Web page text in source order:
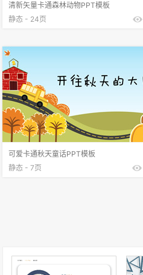
清新矢量卡通森林动物PPT模板
静态 - 24页
可爱卡通秋天童话PPT模板
静态 - 7页